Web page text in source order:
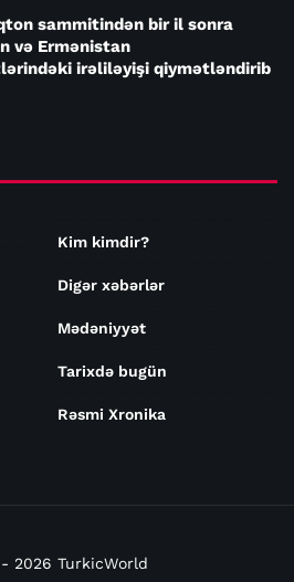
sammitindən bir il sonra
və Ermənistan
irəliləyişi qiymətləndirib
Kim kimdir?
Digər xəbərlər
Mədəniyyət
Tarixdə bugün
Rəsmi Xronika
2026 TurkicWorld